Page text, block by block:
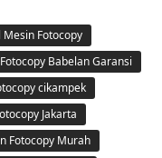
Mesin Fotocopy
Babelan Garansi
cikampek
Jakarta
Fotocopy Murah